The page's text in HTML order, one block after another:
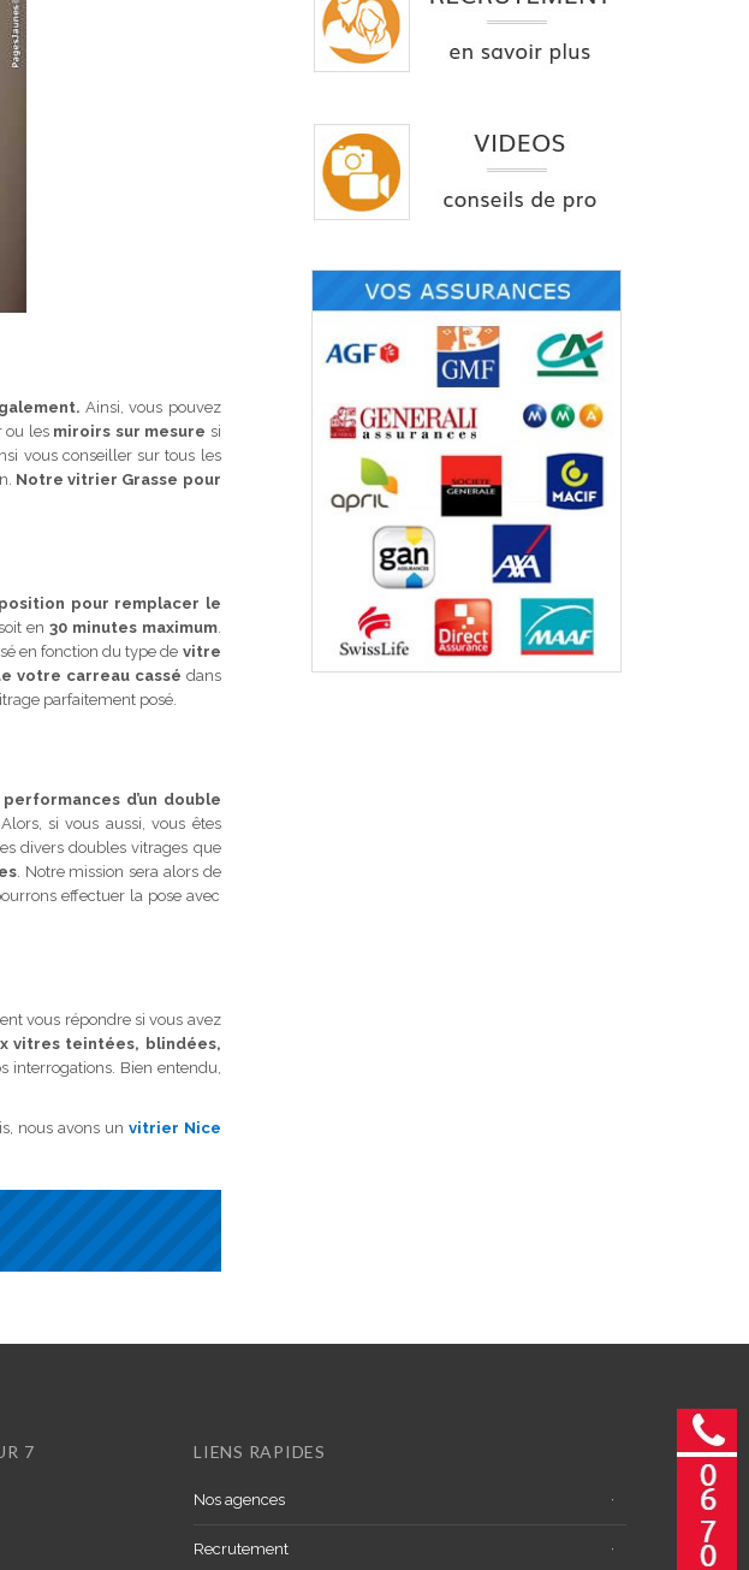
Ainsi, vous pouvez
ou les miroirs sur mesure si
vous conseiller sur tous les
Notre vitrier Grasse pour
pour remplacer le
en 30 minutes maximum.
en fonction du type de vitre
votre carreau cassé dans
parfaitement posé.
d’un double
Alors, si vous aussi, vous êtes
divers doubles vitrages que
. Notre mission sera alors de
effectuer la pose avec
vous répondre si vous avez
vitres teintées, blindées,
interrogations. Bien entendu,
nous avons un vitrier Nice
7 LIENS RAPIDES
Nos agences
Recrutement